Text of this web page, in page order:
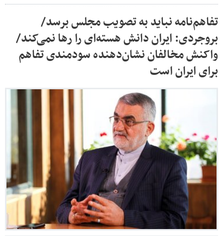
تفاهم‌نامه نباید به تصویب مجلس برسد/
بروجردی: ایران دانش هسته‌ای را رها نمی‌کند/
واکنش مخالفان نشان‌دهنده سودمندی تفاهم
برای ایران است